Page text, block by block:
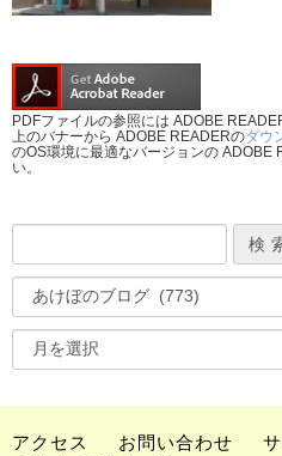
PDFファイルの参照には ADOBE
上のバナーから ADOBE READERのダウ
のOS環境に最適なバージョンの ADOBE
い。
アクセス お問い合わせ